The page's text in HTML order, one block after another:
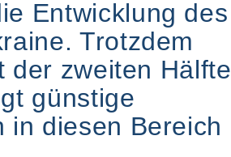
Entwicklung des
Trotzdem
der zweiten Hälfte
günstige
in diesen Bereich